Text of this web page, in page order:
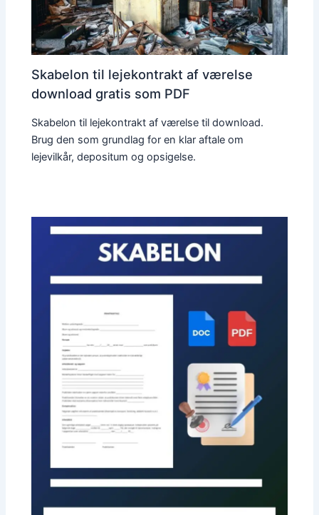
Skabelon til lejekontrakt af værelse
download gratis som PDF
Skabelon til lejekontrakt af værelse til download.
Brug den som grundlag for en klar aftale om
lejevilkår, depositum og opsigelse.